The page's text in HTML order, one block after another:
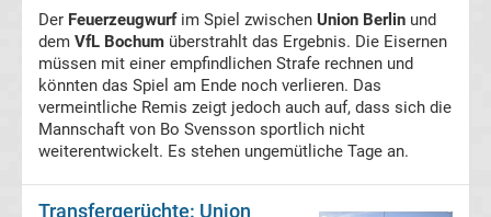
Liste
DDR
Oberliga-
Der Feuerzeugwurfim Spiel zwischen Union Berlin und
dem VfL Bochum überstrahlt das Ergebnis. Die Eisernen
müssen mit einer empfindlichen Strafe rechnen und
könnten das Spiel am Ende noch verlieren. Das
vermeintliche Remis zeigt jedoch auch auf, dass sich die
Mannschaft von Bo Svensson sportlich nicht
weiterentwickelt. Es stehen ungemütliche Tage an.
Transfergerüchte: Union